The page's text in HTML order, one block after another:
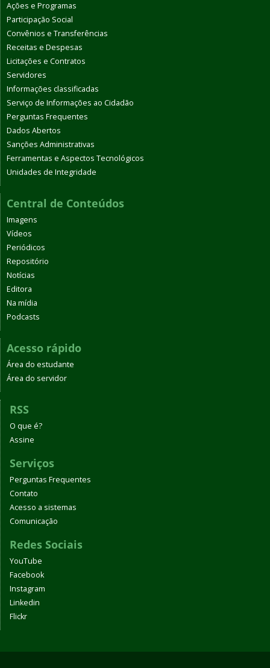
Ações e Programas
Participação Social
Convênios e Transferências
Receitas e Despesas
Licitações e Contratos
Servidores
Informações classificadas
Serviço de Informações ao Cidadão
Perguntas Frequentes
Dados Abertos
Sanções Administrativas
Ferramentas e Aspectos Tecnológicos
Unidades de Integridade
Central de Conteúdos
Imagens
Vídeos
Periódicos
Repositório
Notícias
Editora
Na mídia
Podcasts
Acesso rápido
Área do estudante
Área do servidor
RSS
O que é?
Assine
Serviços
Perguntas Frequentes
Contato
Acesso a sistemas
Comunicação
Redes Sociais
YouTube
Facebook
Instagram
Linkedin
Flickr